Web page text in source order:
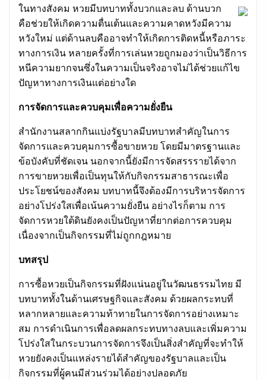
ในทางสังคม หวยมีบทบาททั้งบวกและลบ ด้านบวก
คือช่วยให้เกิดความตื่นเต้นและความคาดหวังมีความ
หวังใหม่ แต่ด้านลบคืออาจทำให้เกิดการติดหนี้หรือภาระ
ทางการเงิน หลายครั้งที่การเล่นหวยถูกมองว่าเป็นวิธีการ
หนีความยากจนซึ่งในความเป็นจริงอาจไม่ได้ช่วยแก้ไข
ปัญหาทางการเงินแต่อย่างใด
การจัดการและควบคุมเพื่อความยั่งยืน
สำนักงานสลากกินแบ่งรัฐบาลมีบทบาทสำคัญในการ
จัดการและควบคุมการซื้อขายหวย โดยมีมาตรฐานและ
ข้อบังคับที่ชัดเจน นอกจากนี้ยังมีการจัดสรรรายได้จาก
การขายหวยเพื่อเป็นทุนให้กับกิจกรรมสาธารณะเพื่อ
ประโยชน์ของสังคม บทบาทนี้จึงต้องมีการบริหารจัดการ
อย่างโปร่งใสเพื่อเน้นความยั่งยืน อย่างไรก็ตาม การ
จัดการหวยใต้ดินยังคงเป็นปัญหาที่ยากต่อการควบคุม
เนื่องจากเป็นกิจกรรมที่ไม่ถูกกฎหมาย
บทสรุป
การซื้อหวยเป็นกิจกรรมที่ฝังแน่นอยู่ในวัฒนธรรมไทย มี
บทบาททั้งในด้านเศรษฐกิจและสังคม ด้วยผลกระทบที่
หลากหลายและความท้าทายในการจัดการอย่างเหมาะ
สม การดำเนินการเพื่อลดผลกระทบทางลบและเพิ่มความ
โปร่งใสในกระบวนการจัดการจึงเป็นสิ่งสำคัญที่จะทำให้
หวยยังคงเป็นแหล่งรายได้สำคัญของรัฐบาลและเป็น
กิจกรรมที่ผู้คนมีส่วนร่วมได้อย่างปลอดภัย